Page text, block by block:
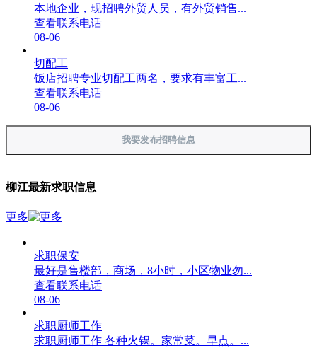
本地企业，现招聘外贸人员，有外贸销售...
查看联系电话
08-06
切配工
饭店招聘专业切配工两名，要求有丰富工...
查看联系电话
08-06
我要发布招聘信息
柳江最新求职信息
更多
求职保安
最好是售楼部，商场，8小时，小区物业勿...
查看联系电话
08-06
求职厨师工作
求职厨师工作 各种火锅。家常菜。早点。...